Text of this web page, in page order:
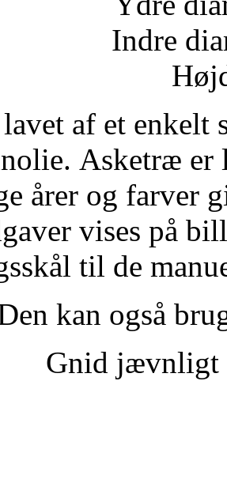
Indre
af et enkelt
Asketræ er
årer og farver
vises på
til de
kan også
Gnid jævnligt